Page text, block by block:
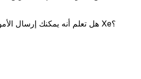
هل تعلم أنه يمكنك إرسال الأموال إلى الخارج باستخدام Xe؟